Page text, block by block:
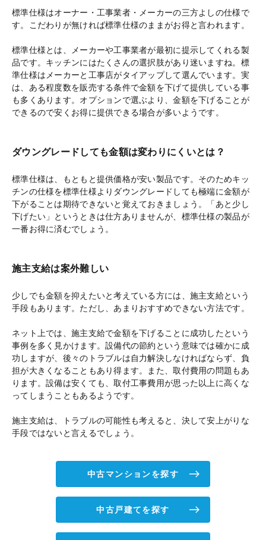
標準仕様はオーナー・工事業者・メーカーの三方よしの仕様で
す。こだわりが無ければ標準仕様のままがお得と言われます。
標準仕様とは、メーカーや工事業者が最初に提示してくれる製
品です。キッチンにはたくさんの選択肢があり迷いますね。標
準仕様はメーカーと工事店がタイアップして選んでいます。実
は、ある程度数を販売する条件で金額を下げて提供している事
も多くあります。オプションで選ぶより、金額を下げることが
できるので安くお得に提供できる場合が多いようです。
ダウングレードしても金額は変わりにくいとは？
標準仕様は、もともと提供価格が安い製品です。そのためキッ
チンの仕様を標準仕様よりダウングレードしても極端に金額が
下がることは期待できないと覚えておきましょう。「あと少し
下げたい」というときは仕方ありませんが、標準仕様の製品が
一番お得に済むでしょう。
施主支給は案外難しい
少しでも金額を抑えたいと考えている方には、施主支給という
手段もあります。ただし、あまりおすすめできない方法です。
ネット上では、施主支給で金額を下げることに成功したという
事例を多く見かけます。設備代の節約という意味では確かに成
功しますが、後々のトラブルは自力解決しなければならず、負
担が大きくなることもあり得ます。また、取付費用の問題もあ
ります。設備は安くても、取付工事費用が思った以上に高くな
ってしまうこともあるようです。
施主支給は、トラブルの可能性も考えると、決して安上がりな
手段ではないと言えるでしょう。
中古マンションを探す
中古戸建てを探す